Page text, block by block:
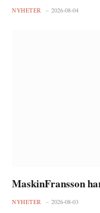
NYHETER 2026-08-04
MaskinFransson
NYHETER 2026-08-03